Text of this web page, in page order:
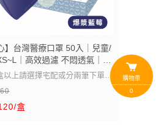
購物車
0
】台灣醫療口罩 50入｜兒童/
｜高效過濾 不悶透氣｜親
久戴舒適 兒童口罩 3D立體
以上請選擇宅配或分兩筆下單唷
小可以參考圖片的尺寸~
盒